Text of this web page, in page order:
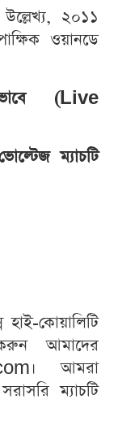
২০১১
ওয়ানডে
(Live
ম্যাচটি
কোয়ালিটি
আমাদের
আমরা
ম্যাচটি